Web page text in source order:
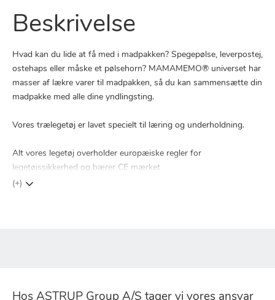
Beskrivelse
Hvad kan du lide at få med i madpakken? Spegepølse, leverpostej,
ostehaps eller måske et pølsehorn? MAMAMEMO® universet har
masser af lækre varer til madpakken, så du kan sammensætte din
madpakke med alle dine yndlingsting.
Vores trælegetøj er lavet specielt til læring og underholdning.
Alt vores legetøj overholder europæiske regler for
legetøjssikkerhed og bærer CE mærket
(+)
Hos ASTRUP Group A/S tager vi vores ansvar